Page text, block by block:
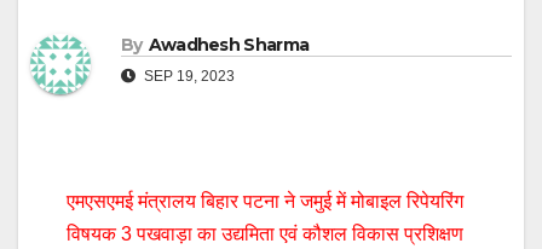
By Awadhesh Sharma
SEP 19, 2023
एमएसएमई मंत्रालय बिहार पटना ने जमुई में मोबाइल रिपेयरिंग
विषयक 3 पखवाड़ा का उद्यमिता एवं कौशल विकास प्रशिक्षण